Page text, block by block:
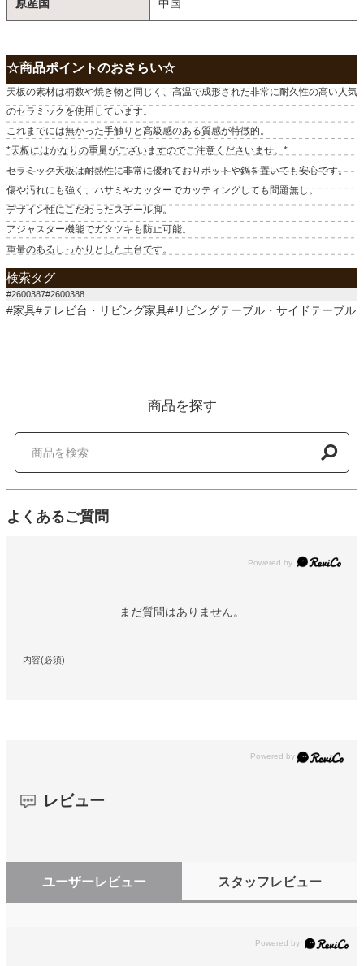
原産国 中国
☆商品ポイントのおさらい☆
天板の素材は柄数や焼き物と同じく、高温で成形された非常に耐久性の高い人気
のセラミックを使用しています。
これまでには無かった手触りと高級感のある質感が特徴的。
*天板にはかなりの重量がございますのでご注意くださいませ。*
セラミック天板は耐熱性に非常に優れておりポットや鍋を置いても安心です。
傷や汚れにも強く、ハサミやカッターでカッティングしても問題無し。
デザイン性にこだわったスチール脚。
アジャスター機能でガタツキも防止可能。
重量のあるしっかりとした土台です。
検索タグ
#2600387#2600388
#家具#テレビ台・リビング家具#リビングテーブル・サイドテーブル
商品を探す
よくあるご質問
Powered by
まだ質問はありません。
内容(必須)
レビュー
ユーザーレビュー スタッフレビュー